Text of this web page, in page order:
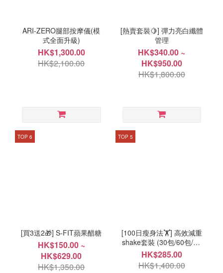
ARI-ZERO腿部按摩儀(模
式全面升級)
HK$1,300.00
HK$2,100.00
[熱賣套裝🍋] 彈力亮白纖體
管理
HK$340.00 ~
HK$950.00
HK$1,800.00
TOP 6
[買3送2🎁] S-FIT蘋果醋糖
HK$150.00 ~
HK$629.00
HK$1,350.00
TOP 5
[100日瘦身法🏋️] 高效減重
shake套裝 (30包/60包/90
包自選)
HK$285.00
HK$1,400.00